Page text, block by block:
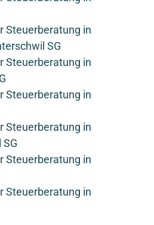
Steuerberatung in
SG
Steuerberatung in
Steuerberatung in
Steuerberatung in
Steuerberatung in
Steuerberatung in